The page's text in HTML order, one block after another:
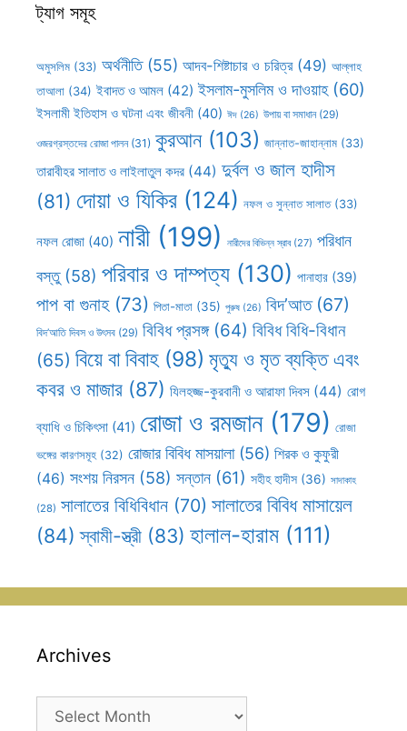
ট্যাগ সমূহ
অমুসলিম (33) অর্থনীতি(55) আদব-শিষ্টাচার ও চরিত্র(49) আল্লাহ
তাআলা (34) ইবাদত ও আমল (42) ইসলাম-মুসলিম ও দাওয়াহ(60)
ইসলামী ইতিহাস ও ঘটনা এবং জীবনী (40) ঈদ (26) উপায় বা সমাধান(29)
ওজরগ্রস্তদের রোজা পালন(31) কুরআন(103) জান্নাত-জাহান্নাম (33)
তারাবীহর সালাত ও লাইলাতুল কদর (44) দুর্বল ও জাল হাদীস
(81) দোয়া ও যিকির (124) নফল ও সুন্নাত সালাত(33)
নফল রোজা (40) নারী(199) নারীদের বিভিন্ন স্রাব(27) পরিধান
বস্তু(58) পরিবার ও দাম্পত্য (130) পানাহার (39)
পাপ বা গুনাহ(73) পিতা-মাতা (35) পুরুষ (26) বিদ’আত(67)
বিদ’আতি দিবস ও উৎসব (29) বিবিধ প্রসঙ্গ(64) বিবিধ বিধি-বিধান
(65) বিয়ে বা বিবাহ (98) মৃত্যু ও মৃত ব্যক্তি এবং
কবর ও মাজার (87) যিলহজ্জ-কুরবানী ও আরাফা দিবস (44) রোগ
ব্যাধি ও চিকিৎসা (41) রোজা ও রমজান(179) রোজা
ভঙ্গের কারণসমূহ (32) রোজার বিবিধ মাসয়ালা(56) শিরক ও কুফুরী
(46) সংশয় নিরসন (58) সন্তান (61) সহীহ হাদীস (36) সাদাকাহ
(28) সালাতের বিধিবিধান (70) সালাতের বিবিধ মাসায়েল
(84) স্বামী-স্ত্রী (83) হালাল-হারাম (111)
Archives
Archives